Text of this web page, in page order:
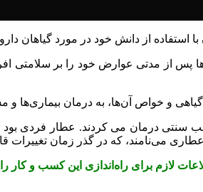
از دانش خود در مورد گیاهان
از مدتی عوارض خود را بر سلامتی
و خواص آن‌ها، به درمان بیماری‌ها و
سنتی درمان می کردند. عطار فردی
می‌نامند، که در گذر زمان تغییرات
لازم برای راه‌اندازی این کسب و کار